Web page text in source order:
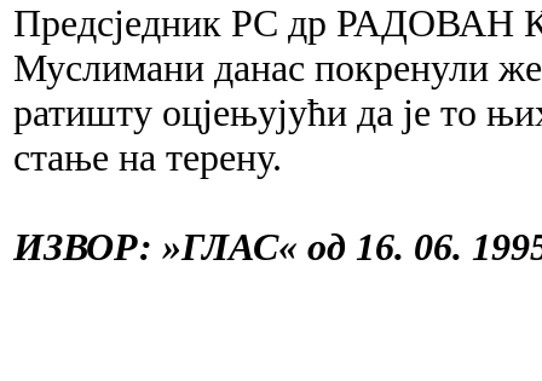
Предсједник РС др РАДОВАН
Муслимани данас покренули
ратишту оцјењујући да је то
стање на терену.
ИЗВОР: »ГЛАС« од 16. 06.